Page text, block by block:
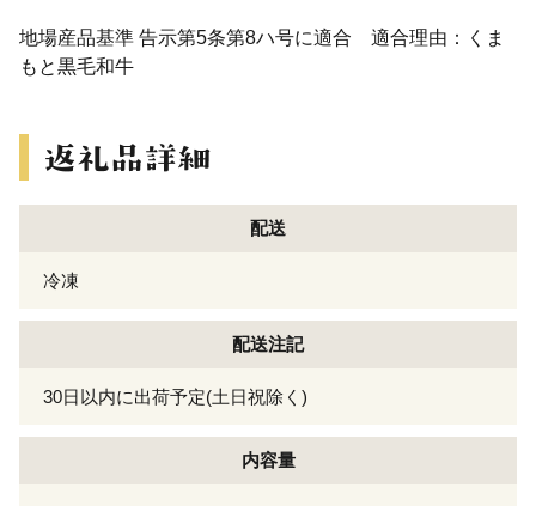
地場産品基準 告示第5条第8ハ号に適合 適合理由：くま
もと黒毛和牛
配送
冷凍
配送注記
30日以内に出荷予定(土日祝除く)
内容量